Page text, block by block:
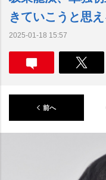
きていこうと思え
2025-01-18 15:57
前へ